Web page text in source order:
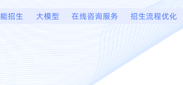
招生 大模型 在线咨询服务 招生流程优化